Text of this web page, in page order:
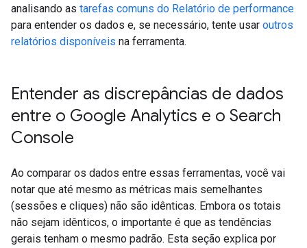
analisando as tarefas comuns do Relatório de performance
para entender os dados e, se necessário, tente usar outros
relatórios disponíveis na ferramenta.
Entender as discrepâncias de dados
entre o Google Analytics e o Search
Console
Ao comparar os dados entre essas ferramentas, você vai
notar que até mesmo as métricas mais semelhantes
(sessões e cliques) não são idênticas. Embora os totais
não sejam idênticos, o importante é que as tendências
gerais tenham o mesmo padrão. Esta seção explica por